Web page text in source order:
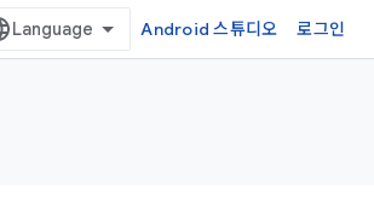
Android 스튜디오 로그인